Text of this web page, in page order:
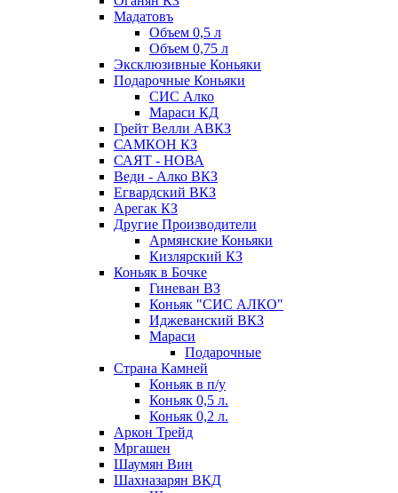
Мадатовъ
Объем 0,5 л
Объем 0,75 л
Эксклюзивные Коньяки
Подарочные Коньяки
СИС Алко
Мараси КД
Грейт Велли АВКЗ
САМКОН КЗ
САЯТ - НОВА
Веди - Алко ВКЗ
Егвардский ВКЗ
Арегак КЗ
Другие Производители
Армянские Коньяки
Кизлярский КЗ
Коньяк в Бочке
Гиневан ВЗ
Коньяк "СИС АЛКО"
Иджеванский ВКЗ
Мараси
Подарочные
Страна Камней
Коньяк в п/у
Коньяк 0,5 л.
Коньяк 0,2 л.
Аркон Трейд
Мргашен
Шаумян Вин
Шахназарян ВКД